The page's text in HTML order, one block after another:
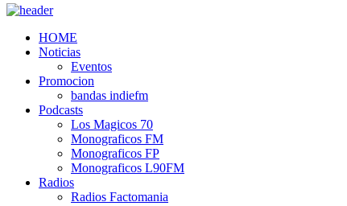
HOME
Noticias
Eventos
Promocion
bandas indiefm
Podcasts
Los Magicos 70
Monograficos FM
Monograficos FP
Monograficos L90FM
Radios
Radios Factomania